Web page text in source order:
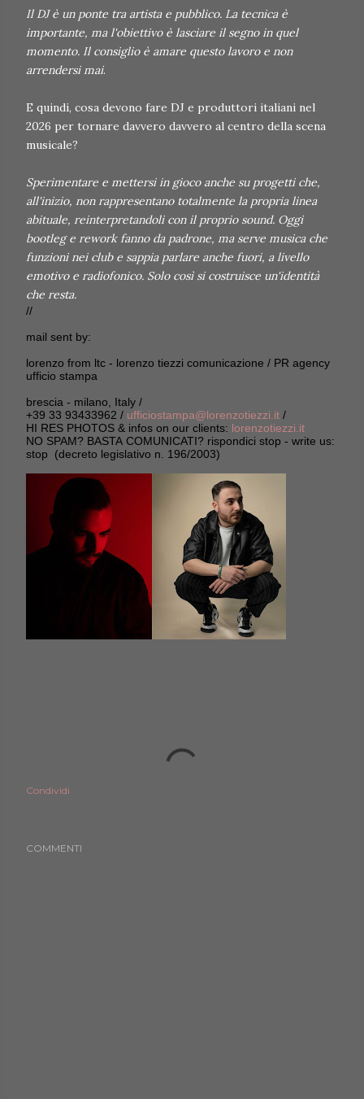
Il DJ è un ponte tra artista e pubblico. La tecnica è
importante, ma l'obiettivo è lasciare il segno in quel
momento. Il consiglio è amare questo lavoro e non
arrendersi mai.
E quindi, cosa devono fare DJ e produttori italiani nel
2026 per tornare davvero davvero al centro della scena
musicale?
Sperimentare e mettersi in gioco anche su progetti che,
all'inizio, non rappresentano totalmente la propria linea
abituale, reinterpretandoli con il proprio sound. Oggi
bootleg e rework fanno da padrone, ma serve musica che
funzioni nei club e sappia parlare anche fuori, a livello
emotivo e radiofonico. Solo così si costruisce un'identità
che resta.
//
mail sent by:
lorenzo from ltc - lorenzo tiezzi comunicazione / PR agency
ufficio stampa
brescia - milano, Italy /
+39 33 93433962 / ufficiostampa@lorenzotiezzi.it /
HI RES PHOTOS & infos on our clients: lorenzotiezzi.it
NO SPAM? BASTA COMUNICATI? rispondici stop - write us:
stop (decreto legislativo n. 196/2003)
Condividi
COMMENTI